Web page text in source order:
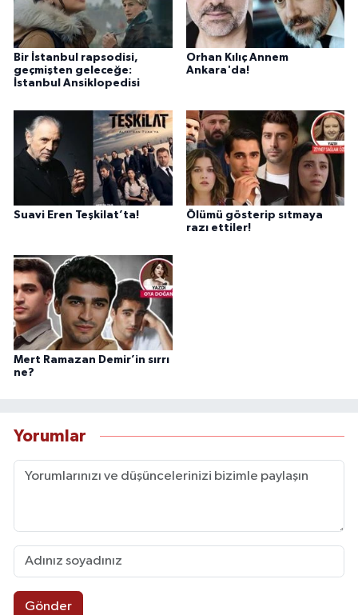
Bir İstanbul rapsodisi,
geçmişten geleceğe:
İstanbul Ansiklopedisi
Orhan Kılıç Annem
Ankara'da!
Suavi Eren Teşkilat’ta!
Ölümü gösterip sıtmaya
razı ettiler!
Mert Ramazan Demir’in sırrı
ne?
Yorumlar
Gönder